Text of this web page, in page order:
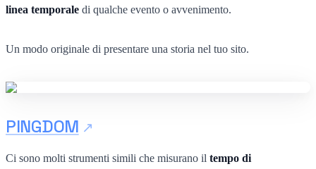
linea temporale di qualche evento o avvenimento.
Un modo originale di presentare una storia nel tuo sito.
PINGDOM
Ci sono molti strumenti simili che misurano il tempo di